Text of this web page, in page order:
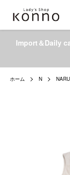
Import＆Daily
ホーム N NARU